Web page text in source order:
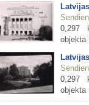
0,297
objekta
0,297
objekta